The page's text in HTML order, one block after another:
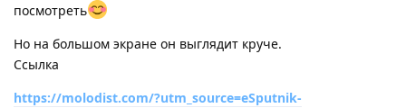
посмотреть
Но на большом экране он выглядит круче.
Ссылка
https://molodist.com/?utm_source=eSputnik-